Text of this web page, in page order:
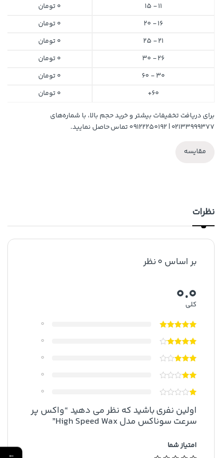
11 - 15
0تومان
16 - 20
0تومان
21 - 25
0تومان
26 - 30
0تومان
30 - 60
0تومان
60+
0تومان
برای دریافت تخفیفات بیشتر و خرید حجم بالا، با شماره‌های
۰۲۱۳۳۹۹۹۳۷۷ | ۰۹۱۲۲۲۵۰۱۹۲ تماس حاصل نمایید.
مقایسه
نظرات
بر اساس 0 نظر
0.0
کلی
0
0
0
0
0
اولین نفری باشید که نظر می دهید “واکس پر
سرعت سوناکس مدل High Speed Wax”
امتیاز شما
←